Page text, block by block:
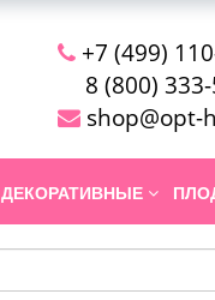
+7 (499)
8 (800)
shop@opt-
ДЕКОРАТИВНЫЕ